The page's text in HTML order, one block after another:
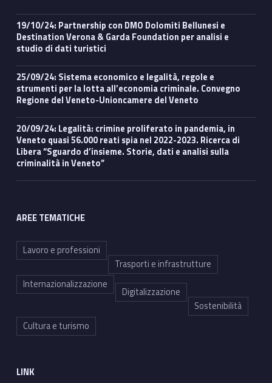
19/10/24: Partnership con DMO Dolomiti Bellunesi e
Destination Verona & Garda Foundation per analisi e
studio di dati turistici
25/09/24: Sistema economico e legalità, regole e
strumenti per la lotta all’economia criminale. Convegno
Regione del Veneto-Unioncamere del Veneto
20/09/24: Legalità: crimine proliferato in pandemia, in
Veneto quasi 56.000 reati spia nel 2022-2023. Ricerca di
Libera “Sguardo d’insieme. Storie, dati e analisi sulla
criminalità in Veneto”
AREE TEMATICHE
Lavoro e professioni
Trasporti e infrastrutture
Internazionalizzazione
Digitalizzazione
Sostenibilità
Cultura e turismo
LINK